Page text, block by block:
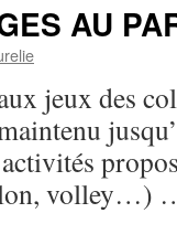
AU
jeux des